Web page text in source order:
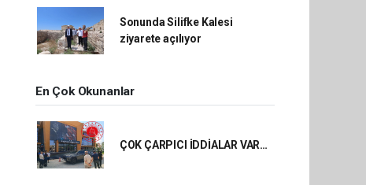
Sonunda Silifke Kalesi
ziyarete açılıyor
En Çok Okunanlar
ÇOK ÇARPICI İDDİALAR VAR…